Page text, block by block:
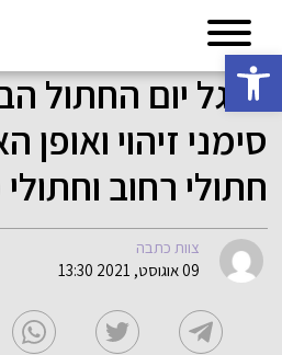
פתח סרגל נגישות
לרגל יום החתול
סימני זיהוי
חתולי רחוב
צוות כתבה
09 אוגוסט, 2021 13:30